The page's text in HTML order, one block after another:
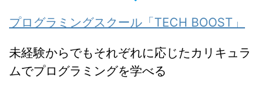
プログラミングスクール「TECH BOOST」
未経験からでもそれぞれに応じたカリキュラ
ムでプログラミングを学べる